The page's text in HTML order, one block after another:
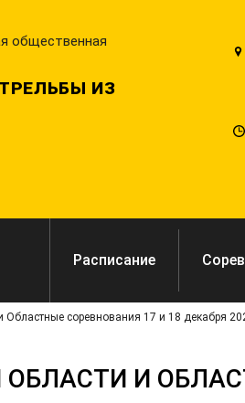
общественная
ИЗ
Расписание
соревнования 17 и 18 декабря
И